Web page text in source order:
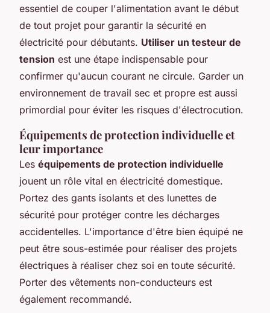
essentiel de couper l'alimentation avant le début
de tout projet pour garantir la sécurité en
électricité pour débutants. Utiliser un testeur de
tension est une étape indispensable pour
confirmer qu'aucun courant ne circule. Garder un
environnement de travail sec et propre est aussi
primordial pour éviter les risques d'électrocution.
Équipements de protection individuelle et
leur importance
Les équipements de protection individuelle
jouent un rôle vital en électricité domestique.
Portez des gants isolants et des lunettes de
sécurité pour protéger contre les décharges
accidentelles. L'importance d'être bien équipé ne
peut être sous-estimée pour réaliser des projets
électriques à réaliser chez soi en toute sécurité.
Porter des vêtements non-conducteurs est
également recommandé.